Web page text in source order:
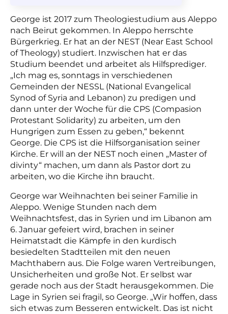
George ist 2017 zum Theologiestudium aus Aleppo
nach Beirut gekommen. In Aleppo herrschte
Bürgerkrieg. Er hat an der NEST (Near East School
of Theology) studiert. Inzwischen hat er das
Studium beendet und arbeitet als Hilfsprediger.
„Ich mag es, sonntags in verschiedenen
Gemeinden der NESSL (National Evangelical
Synod of Syria and Lebanon) zu predigen und
dann unter der Woche für die CPS (Compasion
Protestant Solidarity) zu arbeiten, um den
Hungrigen zum Essen zu geben,“ bekennt
George. Die CPS ist die Hilfsorganisation seiner
Kirche. Er will an der NEST noch einen „Master of
divinty“ machen, um dann als Pastor dort zu
arbeiten, wo die Kirche ihn braucht.
George war Weihnachten bei seiner Familie in
Aleppo. Wenige Stunden nach dem
Weihnachtsfest, das in Syrien und im Libanon am
6. Januar gefeiert wird, brachen in seiner
Heimatstadt die Kämpfe in den kurdisch
besiedelten Stadtteilen mit den neuen
Machthabern aus. Die Folge waren Vertreibungen,
Unsicherheiten und große Not. Er selbst war
gerade noch aus der Stadt herausgekommen. Die
Lage in Syrien sei fragil, so George. „Wir hoffen, dass
sich etwas zum Besseren entwickelt. Das ist nicht